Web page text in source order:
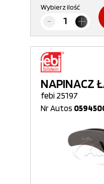
Wybierz ilość
NAPINACZ
febi 25197
Nr Autos